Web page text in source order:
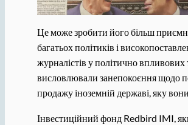
Це може зробити його більш
багатьох політиків і
журналістів у політично впливових
висловлювали занепокоєння щодо
продажу іноземній державі, яку
Інвестиційний фонд Redbird IMI,